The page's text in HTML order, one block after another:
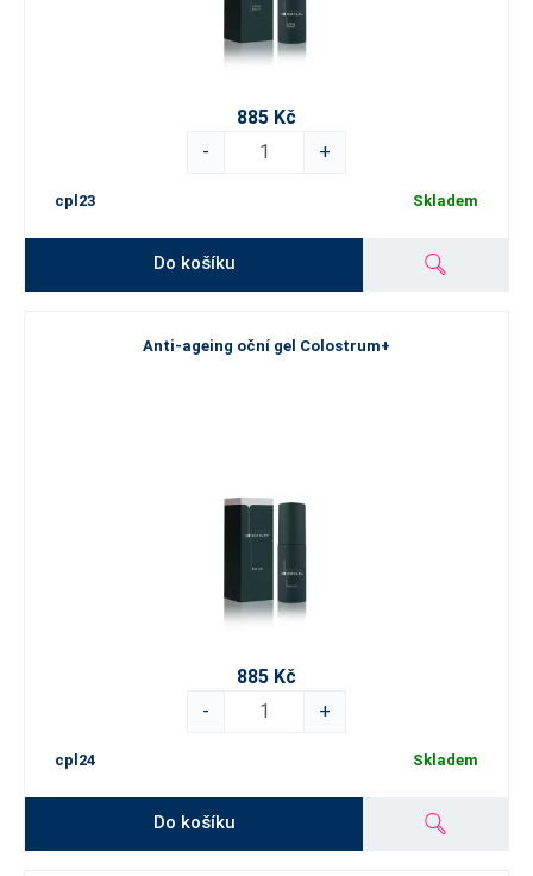
885 Kč
-
+
cpl23 Skladem
Do košíku
Anti-ageing oční gel Colostrum+
885 Kč
-
+
cpl24 Skladem
Do košíku